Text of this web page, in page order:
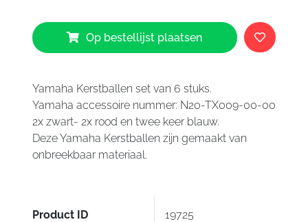
Op bestellijst plaatsen
Yamaha Kerstballen set van 6 stuks.
Yamaha accessoire nummer: N20-TX009-00-00
2x zwart- 2x rood en twee keer blauw.
Deze Yamaha Kerstballen zijn gemaakt van
onbreekbaar materiaal.
Product ID 19725